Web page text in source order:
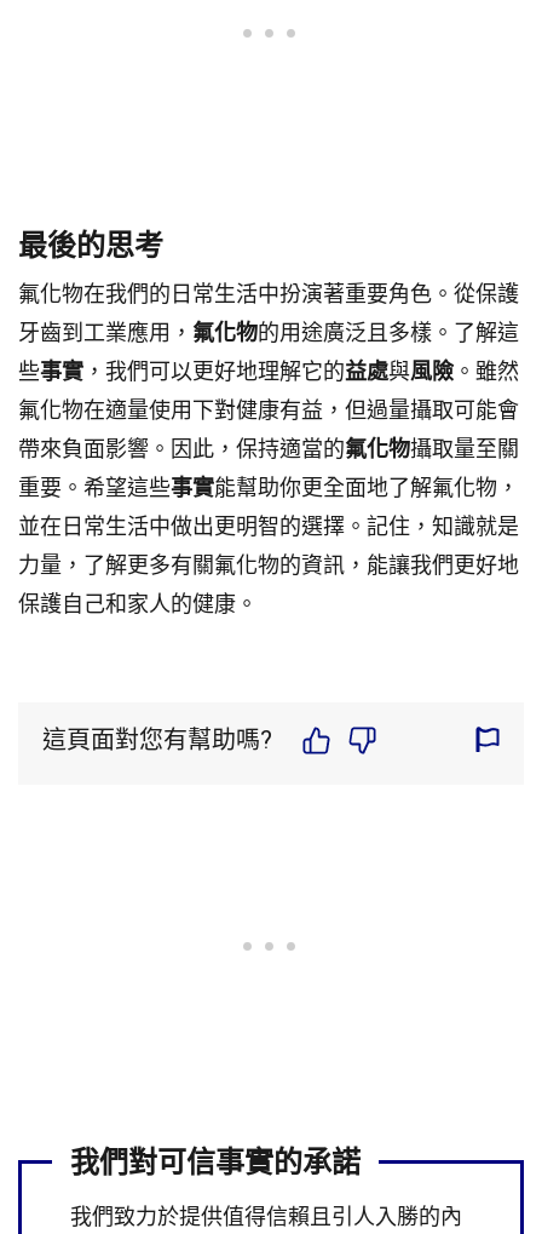
最後的思考
氟化物在我們的日常生活中扮演著重要角色。從保護
牙齒到工業應用， 氟化物的用途廣泛且多樣。了解這
些事實 ，我們可以更好地理解它的益處與風險 。雖然
氟化物在適量使用下對健康有益，但過量攝取可能會
帶來負面影響。因此，保持適當的氟化物攝取量至關
重要。希望這些事實能幫助你更全面地了解氟化物，
並在日常生活中做出更明智的選擇。記住，知識就是
力量，了解更多有關氟化物的資訊，能讓我們更好地
保護自己和家人的健康。
這頁面對您有幫助嗎?
我們對可信事實的承諾
我們致力於提供值得信賴且引人入勝的內